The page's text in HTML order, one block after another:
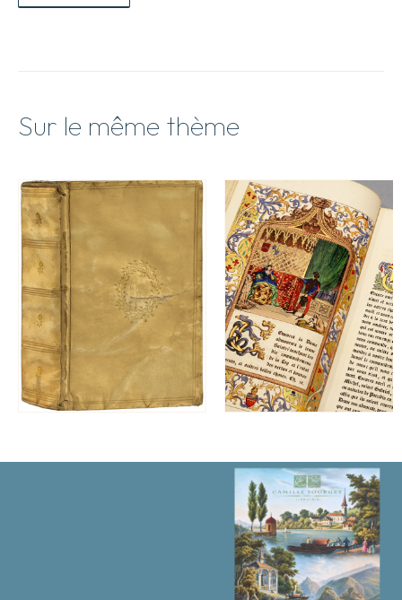
Sur le même thème